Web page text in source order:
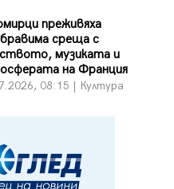
преживяха
среща с
музиката и
на Франция
08:15 | Култура